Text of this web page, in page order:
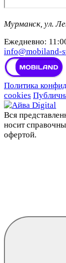
Мурманск, ул.
Ежедневно:
info@mobiland-
Политика
cookies
Вся
носит
офертой.